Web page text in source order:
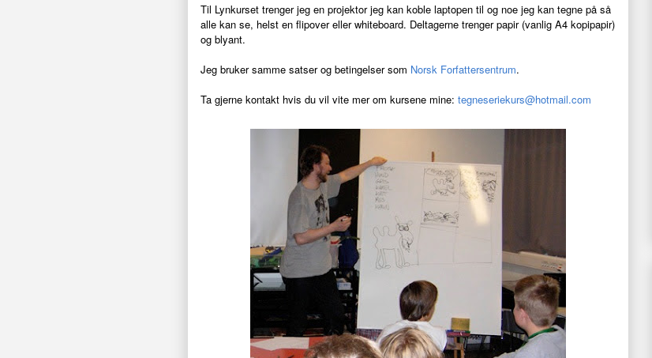
Til Lynkurset trenger jeg en projektor jeg kan koble laptopen til og noe jeg kan tegne på så
alle kan se, helst en flipover eller whiteboard. Deltagerne trenger papir (vanlig A4 kopipapir)
og blyant.
Jeg bruker samme satser og betingelser som Norsk Forfattersentrum.
Ta gjerne kontakt hvis du vil vite mer om kursene mine: tegneseriekurs@hotmail.com